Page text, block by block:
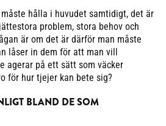
hålla i huvudet samtidigt, det är
problem, stora behov och
är om det är därför man måste
låser in dem för att man vill
agerar på ett sätt som väcker
för hur tjejer kan bete sig?
BLAND DE SOM